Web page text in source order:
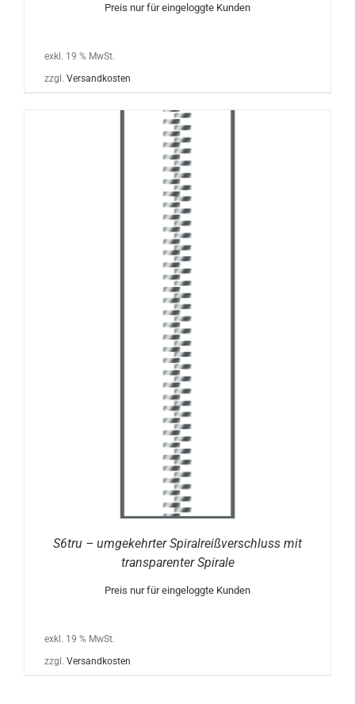
Preis nur für eingeloggte Kunden
exkl. 19 % MwSt.
zzgl. Versandkosten
S6tru – umgekehrter Spiralreißverschluss mit
transparenter Spirale
Preis nur für eingeloggte Kunden
exkl. 19 % MwSt.
zzgl. Versandkosten